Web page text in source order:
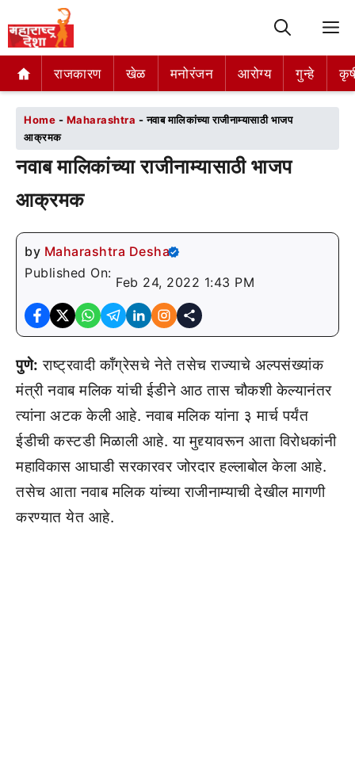
राजकारण खेळ मनोरंजन आरोग्य गुन्हे
राजकारण खेळ मनोरंजन आरोग्य गुन्हे
Home - Maharashtra -नवाब मालिकांच्या राजीनाम्यासाठी भाजप
आक्रमक
नवाब मालिकांच्या राजीनाम्यासाठी भाजप
आक्रमक
by Maharashtra Desha
Published On:
Feb 24, 2022 1:43 PM
पुणे: राष्ट्रवादी कॉंग्रेसचे नेते तसेच राज्याचे अल्पसंख्यांक
मंत्री नवाब मलिक यांची ईडीने आठ तास चौकशी केल्यानंतर
त्यांना अटक केली आहे. नवाब मलिक यांना ३ मार्च पर्यंत
ईडीची कस्टडी मिळाली आहे. या मुद्द्यावरून आता विरोधकांनी
महाविकास आघाडी सरकारवर जोरदार हल्लाबोल केला आहे.
तसेच आता नवाब मलिक यांच्या राजीनाम्याची देखील मागणी
करण्यात येत आहे.